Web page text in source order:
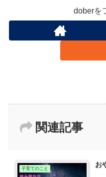
doberを
関連記事
子育てのこと お